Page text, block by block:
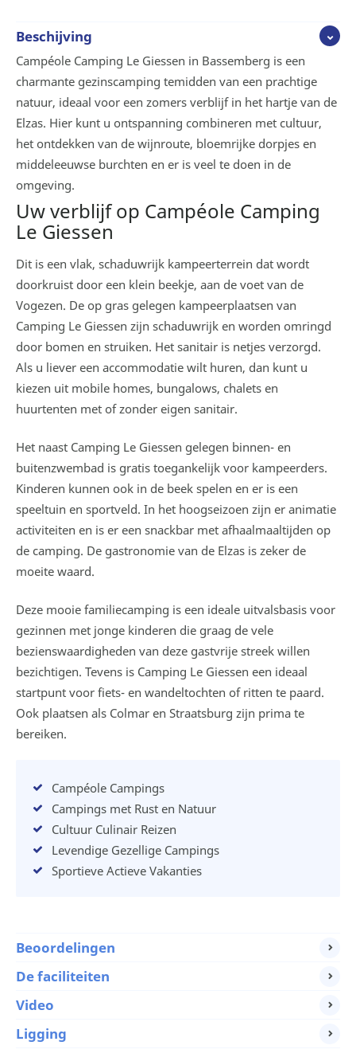
Beschijving
Campéole Camping Le Giessen in Bassemberg is een
charmante gezinscamping temidden van een prachtige
natuur, ideaal voor een zomers verblijf in het hartje van de
Elzas. Hier kunt u ontspanning combineren met cultuur,
het ontdekken van de wijnroute, bloemrijke dorpjes en
middeleeuwse burchten en er is veel te doen in de
omgeving.
Uw verblijf op Campéole Camping
Le Giessen
Dit is een vlak, schaduwrijk kampeerterrein dat wordt
doorkruist door een klein beekje, aan de voet van de
Vogezen. De op gras gelegen kampeerplaatsen van
Camping Le Giessen zijn schaduwrijk en worden omringd
door bomen en struiken. Het sanitair is netjes verzorgd.
Als u liever een accommodatie wilt huren, dan kunt u
kiezen uit mobile homes, bungalows, chalets en
huurtenten met of zonder eigen sanitair.
Het naast Camping Le Giessen gelegen binnen- en
buitenzwembad is gratis toegankelijk voor kampeerders.
Kinderen kunnen ook in de beek spelen en er is een
speeltuin en sportveld. In het hoogseizoen zijn er animatie
activiteiten en is er een snackbar met afhaalmaaltijden op
de camping. De gastronomie van de Elzas is zeker de
moeite waard.
Deze mooie familiecamping is een ideale uitvalsbasis voor
gezinnen met jonge kinderen die graag de vele
bezienswaardigheden van deze gastvrije streek willen
bezichtigen. Tevens is Camping Le Giessen een ideaal
startpunt voor fiets- en wandeltochten of ritten te paard.
Ook plaatsen als Colmar en Straatsburg zijn prima te
bereiken.
Campéole Campings
Campings met Rust en Natuur
Cultuur Culinair Reizen
Levendige Gezellige Campings
Sportieve Actieve Vakanties
Beoordelingen
De faciliteiten
Video
Ligging